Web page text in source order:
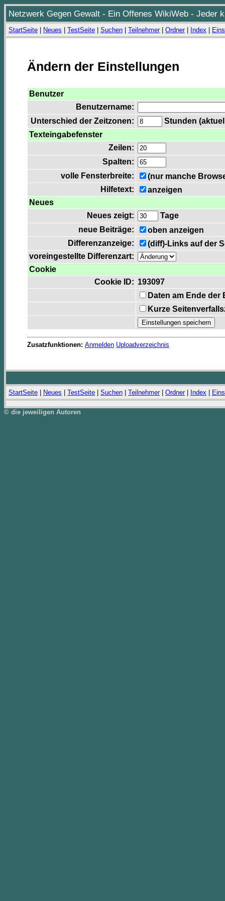
Netzwerk Gegen Gewalt - Ein Offenes WikiWeb - Jeder
StartSeite Neues TestSeite Suchen Teilnehmer| Ordner| Index
Ändern der Einstellungen
Benutzer
Benutzername:
Unterschied der Zeitzonen:
Stunden
Texteingabefenster
Zeilen:
Spalten:
volle Fensterbreite:
(nur manche
Hilfetext:
anzeigen
Neues
Neues zeigt:
Tage
neue Beiträge:
oben anzeigen
Differenzanzeige:
(diff)-Links auf der
voreingestellte Differenzart:
Cookie
Cookie ID: 193097
Daten am Ende
Kurze
Zusatzfunktionen: Anmelden Uploadverzeichnis
StartSeite Neues TestSeite Suchen Teilnehmer| Ordner| Index
© die jeweiligen Autoren